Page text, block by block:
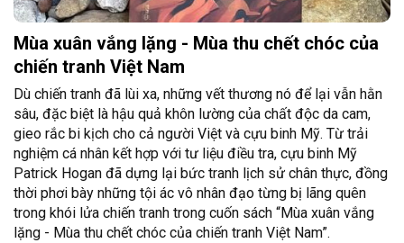
Mùa xuân vắng lặng - Mùa thu chết chóc của
chiến tranh Việt Nam
Dù chiến tranh đã lùi xa, những vết thương nó để lại vẫn hằn
sâu, đặc biệt là hậu quả khôn lường của chất độc da cam,
gieo rắc bi kịch cho cả người Việt và cựu binh Mỹ. Từ trải
nghiệm cá nhân kết hợp với tư liệu điều tra, cựu binh Mỹ
Patrick Hogan đã dựng lại bức tranh lịch sử chân thực, đồng
thời phơi bày những tội ác vô nhân đạo từng bị lãng quên
trong khói lửa chiến tranh trong cuốn sách “Mùa xuân vắng
lặng - Mùa thu chết chóc của chiến tranh Việt Nam”.